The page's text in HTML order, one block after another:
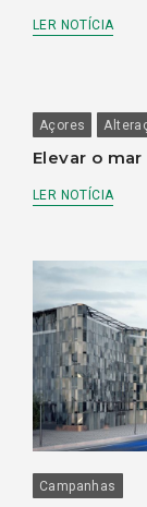
LER NOTÍCIA
Açores
Elevar o mar
LER NOTÍCIA
Campanhas